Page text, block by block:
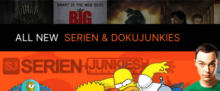
ALL NEW SERIEN & DOKUJUNKIES